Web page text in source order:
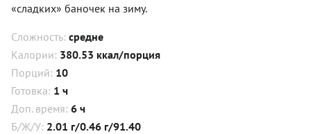
«сладких» баночек на зиму.
Сложность: средне
Калории: 380.53 ккал/порция
Порций: 10
Готовка: 1 ч
Доп. время: 6 ч
Б/Ж/У: 2.01 г/0.46 г/91.40